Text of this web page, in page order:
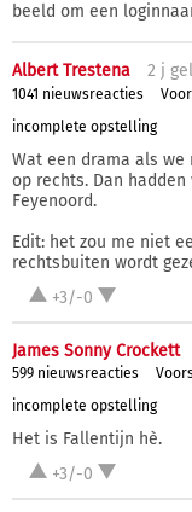
beeld om een
Albert Trestena 2 j
1041 nieuwsreacties
incomplete opstelling
Wat een drama als we
op rechts. Dan
Feyenoord.
Edit: het zou me niet
rechtsbuiten wordt
+3/-0
James Sonny Crockett
599 nieuwsreacties
incomplete opstelling
Het is Fallentijn hè.
+3/-0